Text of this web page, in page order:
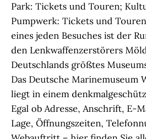
Park: Tickets und Touren;
Pumpwerk: Tickets und
eines jeden Besuches ist der
den Lenkwaffenzerstörers
Deutschlands größtes
Das Deutsche Marinemuseum
liegt in einem
Egal ob Adresse, Anschrift, E-
Lage, Öffnungszeiten,